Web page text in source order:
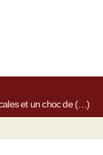
et un choc de (…)